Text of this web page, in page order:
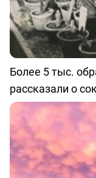
Более 5 тыс.
рассказали о